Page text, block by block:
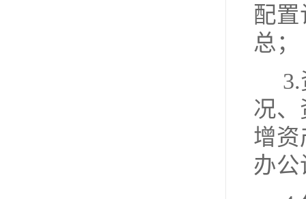
配
总；
况
增
办公